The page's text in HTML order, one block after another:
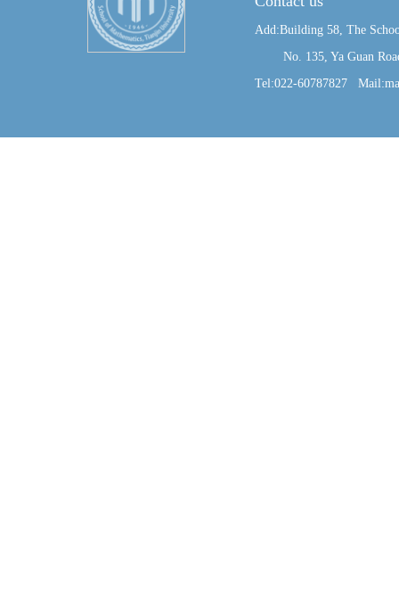
Add:Building 58, The
No. 135, Ya Guan
Tel:022-60787827